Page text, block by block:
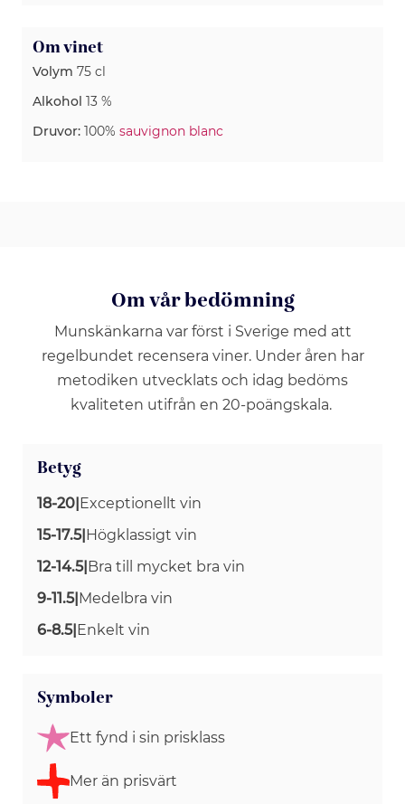
Om vinet
Volym 75 cl
Alkohol 13 %
Druvor: 100% sauvignon blanc
Om vår bedömning
Munskänkarna var först i Sverige med att
regelbundet recensera viner. Under åren har
metodiken utvecklats och idag bedöms
kvaliteten utifrån en 20-poängskala.
Betyg
18-20|Exceptionellt vin
15-17.5|Högklassigt vin
12-14.5|Bra till mycket bra vin
9-11.5|Medelbra vin
6-8.5|Enkelt vin
Symboler
Ett fynd i sin prisklass
Mer än prisvärt